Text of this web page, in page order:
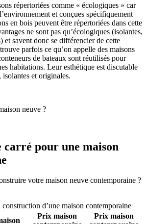
répertoriées comme « écologiques » car
et conçues spécifiquement
en bois peuvent être répertoriées dans cette
ne sont pas qu’écologiques (isolantes,
et savent donc se différencier de cette
parfois ce qu’on appelle des maisons
de bateaux sont réutilisés pour
habitations. Leur esthétique est discutable
isolantes et originales.
neuve ?
pour une maison
votre maison neuve contemporaine ?
d’une maison contemporaine
Prix maison
Prix maison